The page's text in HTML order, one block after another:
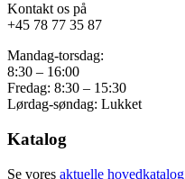
Kontakt os på
+45 78 77 35 87
Mandag-torsdag:
8:30 – 16:00
Fredag: 8:30 – 15:30
Lørdag-søndag: Lukket
Katalog
Se vores aktuelle hovedkatalog